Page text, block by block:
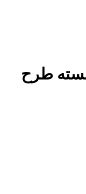
برجسته طرح